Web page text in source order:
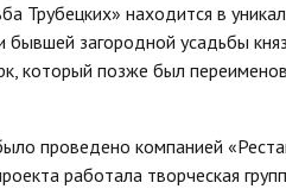
Трубецких» находится в
бывшей загородной усадьбы
который позже был
проведено компанией
работала творческая